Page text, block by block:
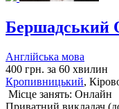
Бершадський
Англійська мова
400 грн. за 60 хвилин
Кропивницький,
Місце занять: Онлайн
Приватний викладач